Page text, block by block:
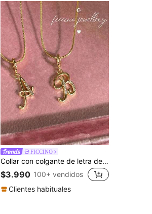
FICCINO
Collar con colgante de letra del alfabeto en estilo de caligrafía Ficcino, con baño de oro, cadena dorada de serpiente para mujer, accesorio de uso diario
$3.990 100+ vendidos
Clientes habituales